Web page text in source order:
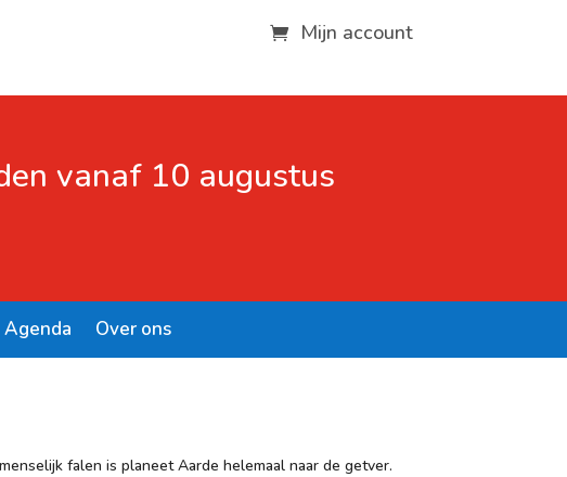
Mijn account
vanaf 10 augustus
Agenda Over ons
falen is planeet Aarde helemaal naar de getver.